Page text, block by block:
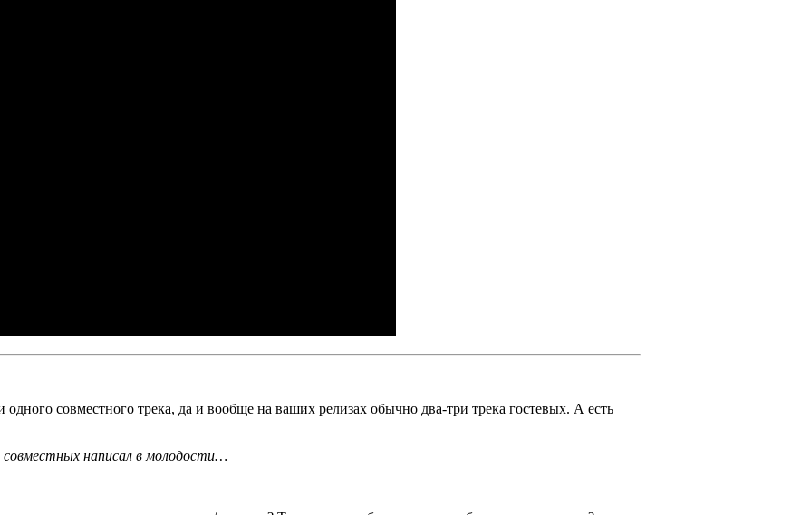
совместного трека, да и вообще на ваших релизах обычно два-три трека гостевых. А есть
написал в молодос­ти…